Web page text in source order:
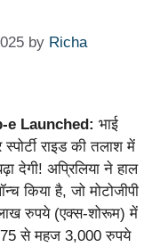
by Richa
e Launched: भाई
राइड की तलाश में
देगी! अप्रिलिया ने हाल
किया है, जो मोटोजीपी
लाख रुपये (एक्स-शोरूम) में
से महज 3,000 रुपये